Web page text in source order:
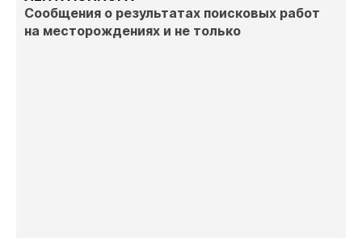
Сообщения о результатах поисковых работ
на месторождениях и не только